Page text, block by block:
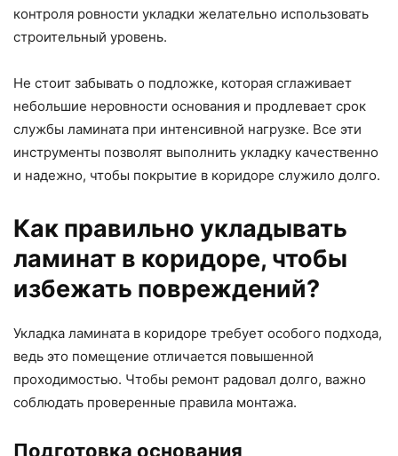
контроля ровности укладки желательно использовать
строительный уровень.
Не стоит забывать о подложке, которая сглаживает
небольшие неровности основания и продлевает срок
службы ламината при интенсивной нагрузке. Все эти
инструменты позволят выполнить укладку качественно
и надежно, чтобы покрытие в коридоре служило долго.
Как правильно укладывать
ламинат в коридоре, чтобы
избежать повреждений?
Укладка ламината в коридоре требует особого подхода,
ведь это помещение отличается повышенной
проходимостью. Чтобы ремонт радовал долго, важно
соблюдать проверенные правила монтажа.
Подготовка основания